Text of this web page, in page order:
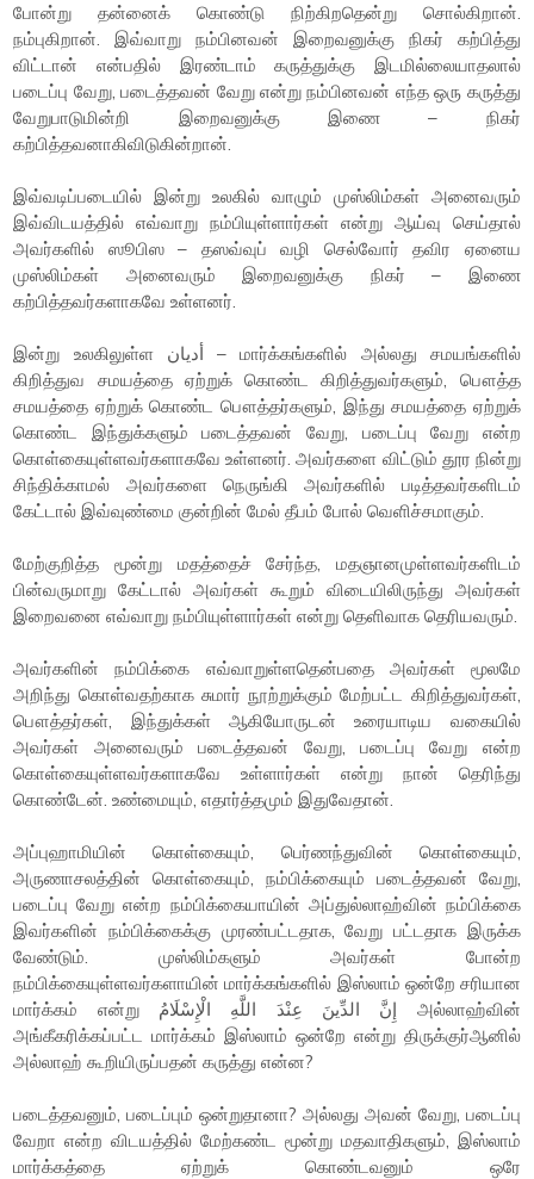
போன்று தன்னைக் கொண்டு நிற்கிறதென்று சொல்கிறான்.
நம்புகிறான். இவ்வாறு நம்பினவன் இறைவனுக்கு நிகர் கற்பித்து
விட்டான் என்பதில் இரண்டாம் கருத்துக்கு இடமில்லையாதலால்
படைப்பு வேறு, படைத்தவன் வேறு என்று நம்பினவன் எந்த ஒரு கருத்து
வேறுபாடுமின்றி இறைவனுக்கு இணை – நிகர்
கற்பித்தவனாகிவிடுகின்றான்.
இவ்வடிப்படையில் இன்று உலகில் வாழும் முஸ்லிம்கள் அனைவரும்
இவ்விடயத்தில் எவ்வாறு நம்பியுள்ளார்கள் என்று ஆய்வு செய்தால்
அவர்களில் ஸூபிஸ – தஸவ்வுப் வழி செல்வோர் தவிர ஏனைய
முஸ்லிம்கள் அனைவரும் இறைவனுக்கு நிகர் – இணை
கற்பித்தவர்களாகவே உள்ளனர்.
இன்று உலகிலுள்ள أديان – மார்க்கங்களில் அல்லது சமயங்களில்
கிறித்துவ சமயத்தை ஏற்றுக் கொண்ட கிறித்துவர்களும், பௌத்த
சமயத்தை ஏற்றுக் கொண்ட பௌத்தர்களும், இந்து சமயத்தை ஏற்றுக்
கொண்ட இந்துக்களும் படைத்தவன் வேறு, படைப்பு வேறு என்ற
கொள்கையுள்ளவர்களாகவே உள்ளனர். அவர்களை விட்டும் தூர நின்று
சிந்திக்காமல் அவர்களை நெருங்கி அவர்களில் படித்தவர்களிடம்
கேட்டால் இவ்வுண்மை குன்றின் மேல் தீபம் போல் வெளிச்சமாகும்.
மேற்குறித்த மூன்று மதத்தைச் சேர்ந்த, மதஞானமுள்ளவர்களிடம்
பின்வருமாறு கேட்டால் அவர்கள் கூறும் விடையிலிருந்து அவர்கள்
இறைவனை எவ்வாறு நம்பியுள்ளார்கள் என்று தெளிவாக தெரியவரும்.
அவர்களின் நம்பிக்கை எவ்வாறுள்ளதென்பதை அவர்கள் மூலமே
அறிந்து கொள்வதற்காக சுமார் நூற்றுக்கும் மேற்பட்ட கிறித்துவர்கள்,
பௌத்தர்கள், இந்துக்கள் ஆகியோருடன் உரையாடிய வகையில்
அவர்கள் அனைவரும் படைத்தவன் வேறு, படைப்பு வேறு என்ற
கொள்கையுள்ளவர்களாகவே உள்ளார்கள் என்று நான் தெரிந்து
கொண்டேன். உண்மையும், எதார்த்தமும் இதுவேதான்.
அப்புஹாமியின் கொள்கையும், பெர்ணந்துவின் கொள்கையும்,
அருணாசலத்தின் கொள்கையும், நம்பிக்கையும் படைத்தவன் வேறு,
படைப்பு வேறு என்ற நம்பிக்கையாயின் அப்துல்லாஹ்வின் நம்பிக்கை
இவர்களின் நம்பிக்கைக்கு முரண்பட்டதாக, வேறு பட்டதாக இருக்க
வேண்டும். முஸ்லிம்களும் அவர்கள் போன்ற
நம்பிக்கையுள்ளவர்களாயின் மார்க்கங்களில் இஸ்லாம் ஒன்றே சரியான
மார்க்கம் என்று إِنَّ الدِّينَ عِنْدَ اللَّهِ الْإِسْلَامُ அல்லாஹ்வின்
அங்கீகரிக்கப்பட்ட மார்க்கம் இஸ்லாம் ஒன்றே என்று திருக்குர்ஆனில்
அல்லாஹ் கூறியிருப்பதன் கருத்து என்ன?
படைத்தவனும், படைப்பும் ஒன்றுதானா? அல்லது அவன் வேறு, படைப்பு
வேறா என்ற விடயத்தில் மேற்கண்ட மூன்று மதவாதிகளும், இஸ்லாம்
மார்க்கத்தை ஏற்றுக் கொண்டவனும் ஒரே